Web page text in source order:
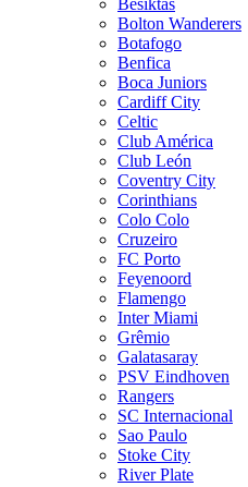
Besiktas
Bolton Wanderers
Botafogo
Benfica
Boca Juniors
Cardiff City
Celtic
Club América
Club León
Coventry City
Corinthians
Colo Colo
Cruzeiro
FC Porto
Feyenoord
Flamengo
Inter Miami
Grêmio
Galatasaray
PSV Eindhoven
Rangers
SC Internacional
Sao Paulo
Stoke City
River Plate